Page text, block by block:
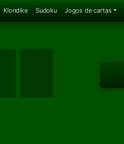
Klondike Sudoku Jogos de cartas